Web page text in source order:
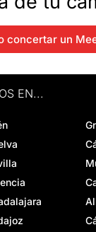
concertar un
EN...